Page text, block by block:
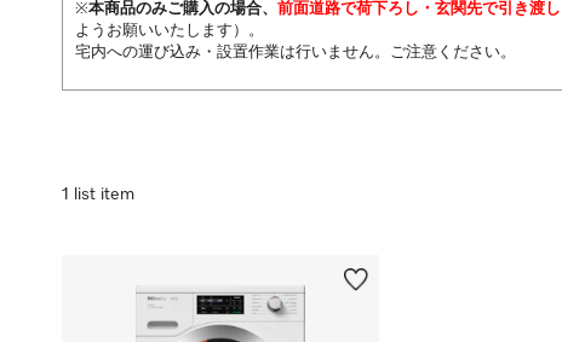
※本商品のみご購入の場合、 前面道路で荷下ろし・玄関先で引き渡し
ようお願いいたします）。
宅内への運び込み・設置作業は行いません。ご注意ください。
1 list item